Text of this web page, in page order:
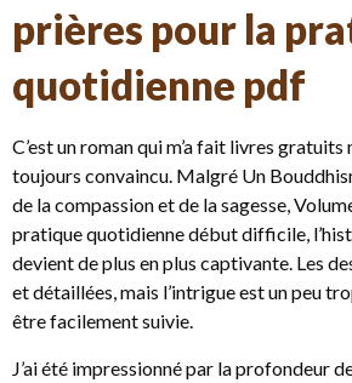
prières pour la
quotidienne pdf
C’est un roman qui m’a fait livres gratuits
toujours convaincu. Malgré Un
de la compassion et de la sagesse,
pratique quotidienne début difficile,
devient de plus en plus captivante. Les
et détaillées, mais l’intrigue est un peu
être facilement suivie.
J’ai été impressionné par la profondeur